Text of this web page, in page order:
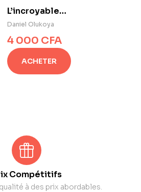
L’incroyable
pouvoir de la foi
Daniel Olukoya
4 000 CFA
ACHETER
Compétitifs
à des prix abordables.